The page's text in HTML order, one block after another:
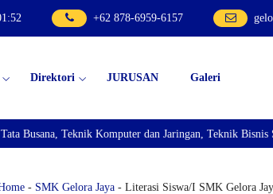
:54 +62 878-6959-6157
Direktori JURUSAN Galeri
Teknik Bisnis Sepeda Motor, dan Teknik Kendaraan
- SMK Gelora Jaya - Literasi Siswa/I SMK Gelora